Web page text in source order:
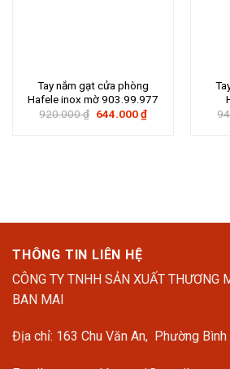
Tay nắm gạt cửa phòng
Hafele inox mờ 903.99.977
920.000₫ Giá
644.000₫Giá
hiện
THÔNG TIN LIÊN HỆ
CÔNG TY TNHH SẢN XUẤT THƯƠNG
BAN MAI
Địa chỉ: 163 Chu Văn An, Phường Bình